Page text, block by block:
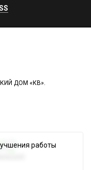
ДОМ «КВ».
работы